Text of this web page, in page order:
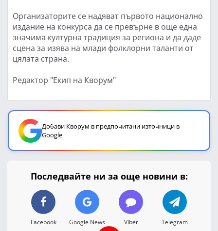
Организаторите се надяват първото национално
издание на конкурса да се превърне в още една
значима културна традиция за региона и да даде
сцена за изява на млади фолклорни таланти от
цялата страна.
Редактор "Екип на Кворум"
Добави Кворум в предпочитани източници в
Google
Последвайте ни за още новини в:
Facebook Google News Viber Telegram